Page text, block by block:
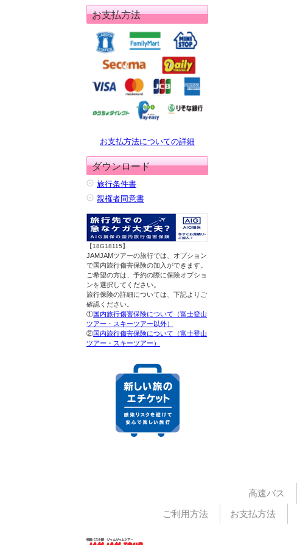
お支払方法
お支払方法についての詳細
ダウンロード
旅行条件書
親権者同意書
【18G18115】
JAMJAMツアーの旅行では、オプション
で国内旅行傷害保険の加入ができます。
ご希望の方は、予約の際に保険オプショ
ンを選択してください。
旅行保険の詳細については、下記よりご
確認ください。
①国内旅行傷害保険について（富士登山
ツアー・スキーツアー以外）
②国内旅行傷害保険について（富士登山
ツアー・スキーツアー）
高速バス
ご利用方法
お支払方法